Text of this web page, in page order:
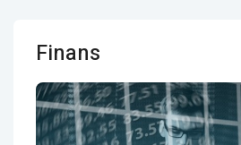
Finans